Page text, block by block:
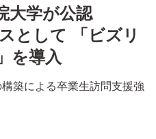
大学が公認
として 「ビズリ
を導入
築による卒業生訪問支援強